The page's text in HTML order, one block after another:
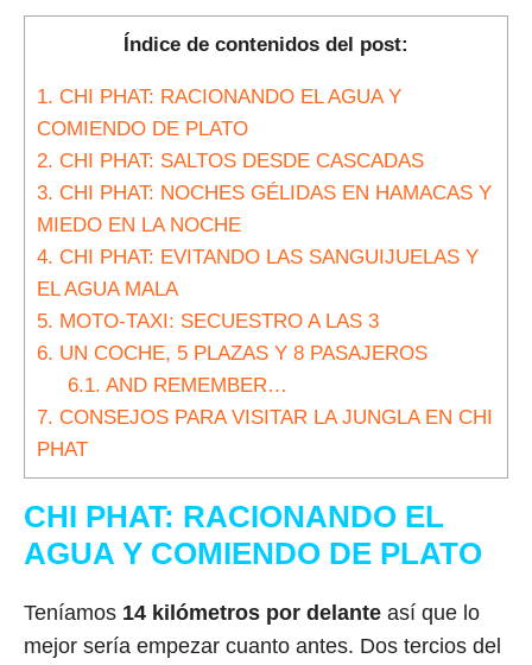
Índice de contenidos del post:
1. CHI PHAT: RACIONANDO EL AGUA Y
COMIENDO DE PLATO
2. CHI PHAT: SALTOS DESDE CASCADAS
3. CHI PHAT: NOCHES GÉLIDAS EN HAMACAS Y
MIEDO EN LA NOCHE
4. CHI PHAT: EVITANDO LAS SANGUIJUELAS Y
EL AGUA MALA
5. MOTO-TAXI: SECUESTRO A LAS 3
6. UN COCHE, 5 PLAZAS Y 8 PASAJEROS
6.1. AND REMEMBER…
7. CONSEJOS PARA VISITAR LA JUNGLA EN CHI
PHAT
CHI PHAT: RACIONANDO EL
AGUA Y COMIENDO DE PLATO
Teníamos 14 kilómetros por delante así que lo
mejor sería empezar cuanto antes. Dos tercios del